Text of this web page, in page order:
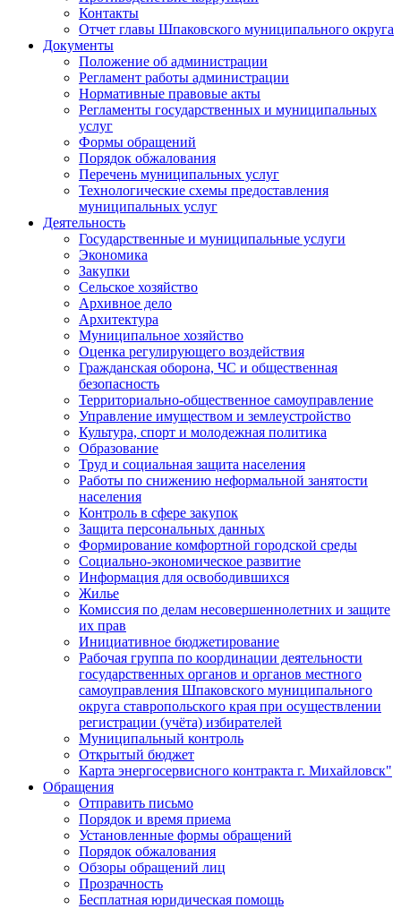
Контакты
Отчет главы Шпаковского муниципального округа
Документы
Положение об администрации
Регламент работы администрации
Нормативные правовые акты
Регламенты государственных и муниципальных
услуг
Формы обращений
Порядок обжалования
Перечень муниципальных услуг
Технологические схемы предоставления
муниципальных услуг
Деятельность
Государственные и муниципальные услуги
Экономика
Закупки
Сельское хозяйство
Архивное дело
Архитектура
Муниципальное хозяйство
Оценка регулирующего воздействия
Гражданская оборона, ЧС и общественная
безопасность
Территориально-общественное самоуправление
Управление имуществом и землеустройство
Культура, спорт и молодежная политика
Образование
Труд и социальная защита населения
Работы по снижению неформальной занятости
населения
Контроль в сфере закупок
Защита персональных данных
Формирование комфортной городской среды
Социально-экономическое развитие
Информация для освободившихся
Жилье
Комиссия по делам несовершеннолетних и защите
их прав
Инициативное бюджетирование
Рабочая группа по координации деятельности
государственных органов и органов местного
самоуправления Шпаковского муниципального
округа ставропольского края при осуществлении
регистрации (учёта) избирателей
Муниципальный контроль
Открытый бюджет
Карта энергосервисного контракта г. Михайловск"
Обращения
Отправить письмо
Порядок и время приема
Установленные формы обращений
Порядок обжалования
Обзоры обращений лиц
Прозрачность
Бесплатная юридическая помощь